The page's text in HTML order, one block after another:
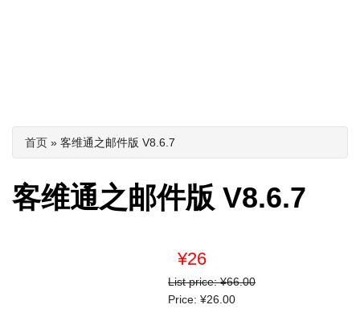
你在这里
首页 » 客维通之邮件版 V8.6.7
客维通之邮件版 V8.6.7
¥26
List price: ¥66.00
Price: ¥26.00